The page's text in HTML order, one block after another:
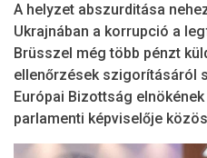
A helyzet abszurditása
Ukrajnában a korrupció a
Brüsszel még több pénzt
ellenőrzések szigorításáról
Európai Bizottság
parlamenti képviselője